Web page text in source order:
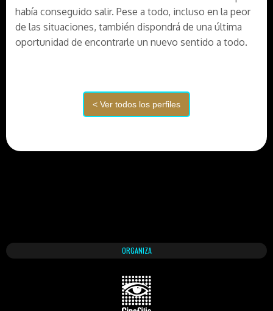
había conseguido salir. Pese a todo, incluso en la peor
de las situaciones, también dispondrá de una última
oportunidad de encontrarle un nuevo sentido a todo.
ORGANIZA